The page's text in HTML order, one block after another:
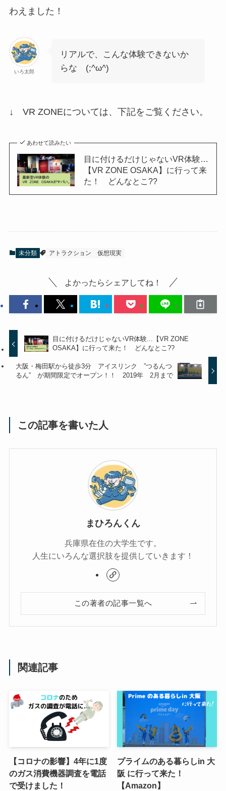
わえました！
いろ太郎
リアルで、こんな体験できないか
らな (;^ω^)
↓ VR ZONEについては、下記をご覧ください。
あわせて読みたい
目に付けるだけじゃないVR体験…
【VR ZONE OSAKA】に行って来
た！ どんなとこ??
未分類 アトラクション 仮想現実
よかったらシェアしてね！
目に付けるだけじゃないVR体験...【VR ZONE
OSAKA】に行って来た！ どんなとこ??
大阪・梅田駅から徒歩3分 アイスリンク ”つるんつ
るん” が期間限定でオープン！！ 2019年 2月まで
この記事を書いた人
まひろんくん
兵庫県在住の大学生です。
人生にいろんな選択肢を提供していきます！
この著者の記事一覧へ
関連記事
【コロナの影響】4年に1度
のガス消費機器調査を電話
で受けました！
プライムのある暮らしin 大
阪 に行って来た！
【Amazon】